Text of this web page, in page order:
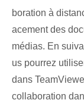
boration à
acement des
médias. En
us pourrez
dans
collaboration